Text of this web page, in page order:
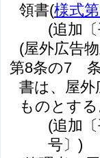
領書(様式
(追加
(屋外広告
第8条の7
書は、屋外
ものとす
(追加
号〕)